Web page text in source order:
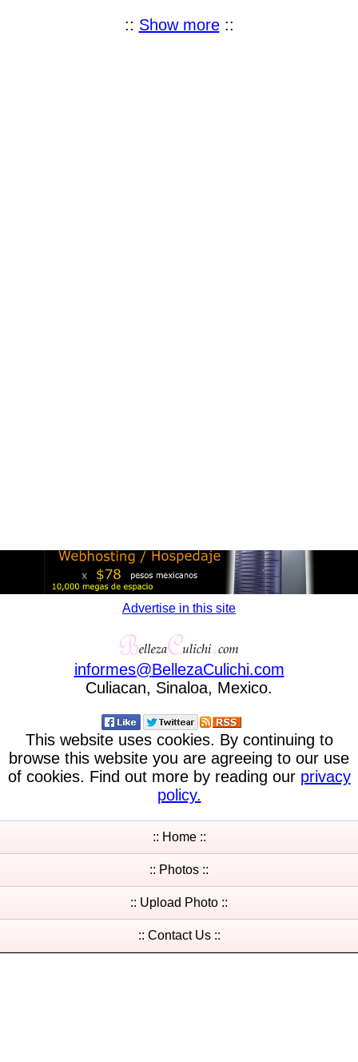
:: Show more::
Advertise in this site
informes@BellezaCulichi.com
Culiacan, Sinaloa, Mexico.
This website uses cookies. By continuing to
browse this website you are agreeing to our use
of cookies. Find out more by reading our privacy
policy.
:: Home ::
:: Photos ::
:: Upload Photo ::
:: Contact Us ::